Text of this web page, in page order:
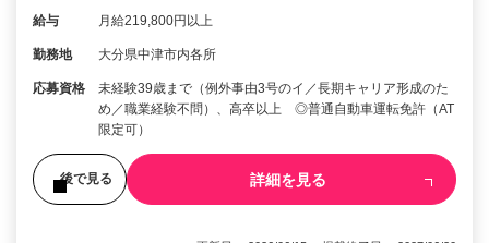
給与 月給219,800円以上
勤務地 大分県中津市内各所
応募資格
未経験39歳まで（例外事由3号のイ／長期キャリア形成のた
め／職業経験不問）、高卒以上 ◎普通自動車運転免許（AT
限定可）
後で見る 詳細を見る